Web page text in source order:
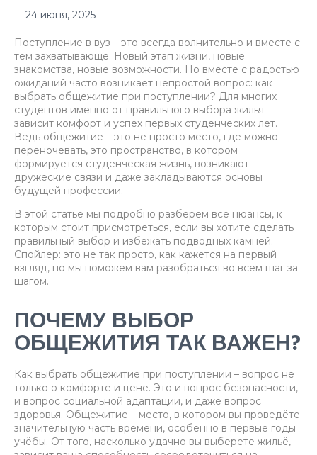
24 июня, 2025
Поступление в вуз – это всегда волнительно и вместе с
тем захватывающе. Новый этап жизни, новые
знакомства, новые возможности. Но вместе с радостью
ожиданий часто возникает непростой вопрос: как
выбрать общежитие при поступлении? Для многих
студентов именно от правильного выбора жилья
зависит комфорт и успех первых студенческих лет.
Ведь общежитие – это не просто место, где можно
переночевать, это пространство, в котором
формируется студенческая жизнь, возникают
дружеские связи и даже закладываются основы
будущей профессии.
В этой статье мы подробно разберём все нюансы, к
которым стоит присмотреться, если вы хотите сделать
правильный выбор и избежать подводных камней.
Спойлер: это не так просто, как кажется на первый
взгляд, но мы поможем вам разобраться во всём шаг за
шагом.
ПОЧЕМУ ВЫБОР
ОБЩЕЖИТИЯ ТАК ВАЖЕН?
Как выбрать общежитие при поступлении – вопрос не
только о комфорте и цене. Это и вопрос безопасности,
и вопрос социальной адаптации, и даже вопрос
здоровья. Общежитие – место, в котором вы проведёте
значительную часть времени, особенно в первые годы
учёбы. От того, насколько удачно вы выберете жильё,